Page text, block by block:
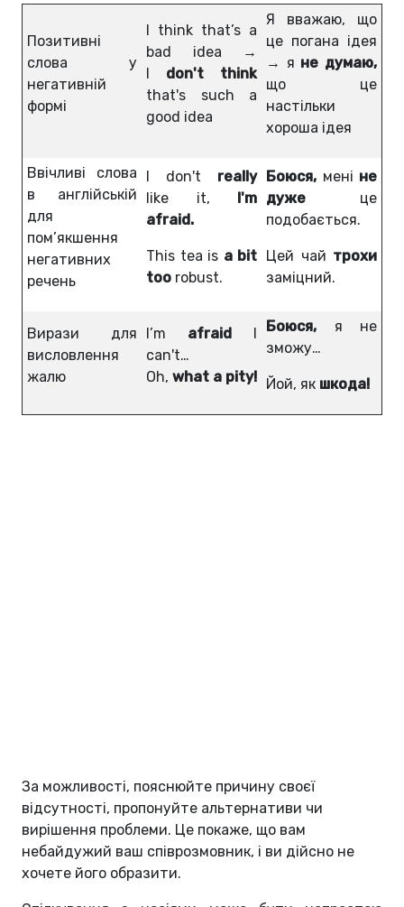
Позитивні
слова у
негативній
формі
I think that’s a
bad idea →
don't think
that's such a
good idea
Я вважаю, що
це погана ідея
→ я не думаю,
що це
настільки
хороша ідея
Ввічливі слова
в англійській
для
пом’якшення
негативних
речень
I don't really
like it, I'm
afraid.
This tea is a bit
too robust.
Боюся, мені не
дуже це
подобається.
Цей чай трохи
заміцний.
Вирази для
висловлення
жалю
I’m afraid
can't…
Oh, what a pity!
Боюся, я не
зможу…
Йой, як шкода!
За можливості, пояснюйте причину своєї
відсутності, пропонуйте альтернативи чи
вирішення проблеми. Це покаже, що вам
небайдужий ваш співрозмовник, і ви дійсно не
хочете його образити.